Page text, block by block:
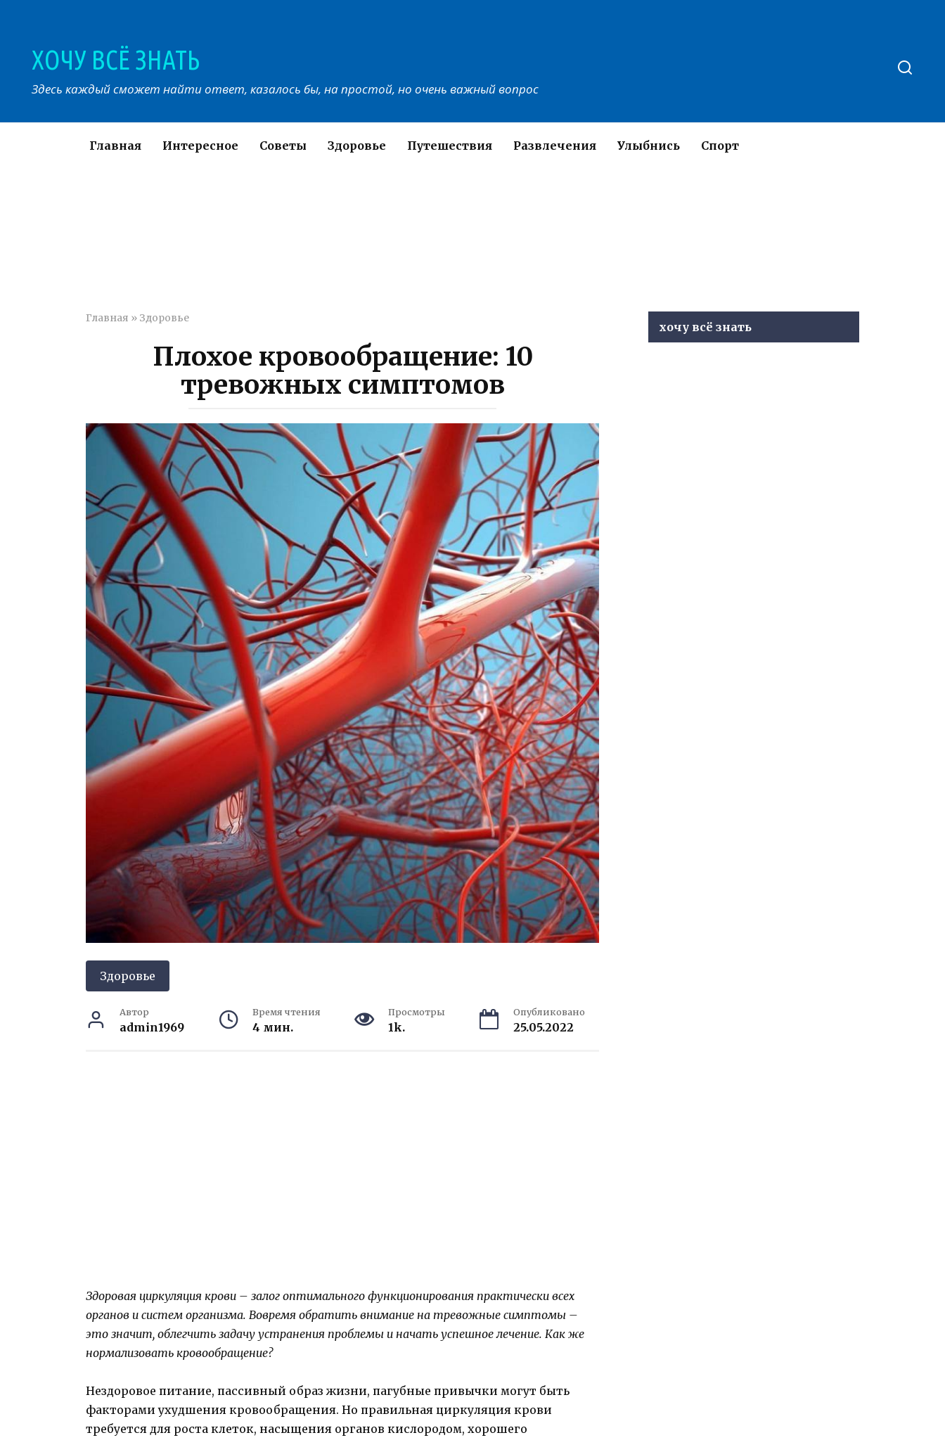
ХОЧУ ВСЁ ЗНАТЬ
Здесь каждый сможет найти ответ, казалось бы, на простой, но очень важный вопрос
Главная Интересное Советы Здоровье Путешествия Развлечения Улыбнись Спорт
Главная » Здоровье
Плохое кровообращение: 10
тревожных симптомов
Здоровье
Автор
admin1969
Время чтения
4 мин.
Просмотры
1k.
Опубликовано
25.05.2022
Здоровая циркуляция крови – залог оптимального функционирования практически всех
органов и систем организма. Вовремя обратить внимание на тревожные симптомы –
это значит, облегчить задачу устранения проблемы и начать успешное лечение. Как же
нормализовать кровообращение?
Нездоровое питание, пассивный образ жизни, пагубные привычки могут быть
факторами ухудшения кровообращения. Но правильная циркуляция крови
требуется для роста клеток, насыщения органов кислородом, хорошего
хочу всё знать